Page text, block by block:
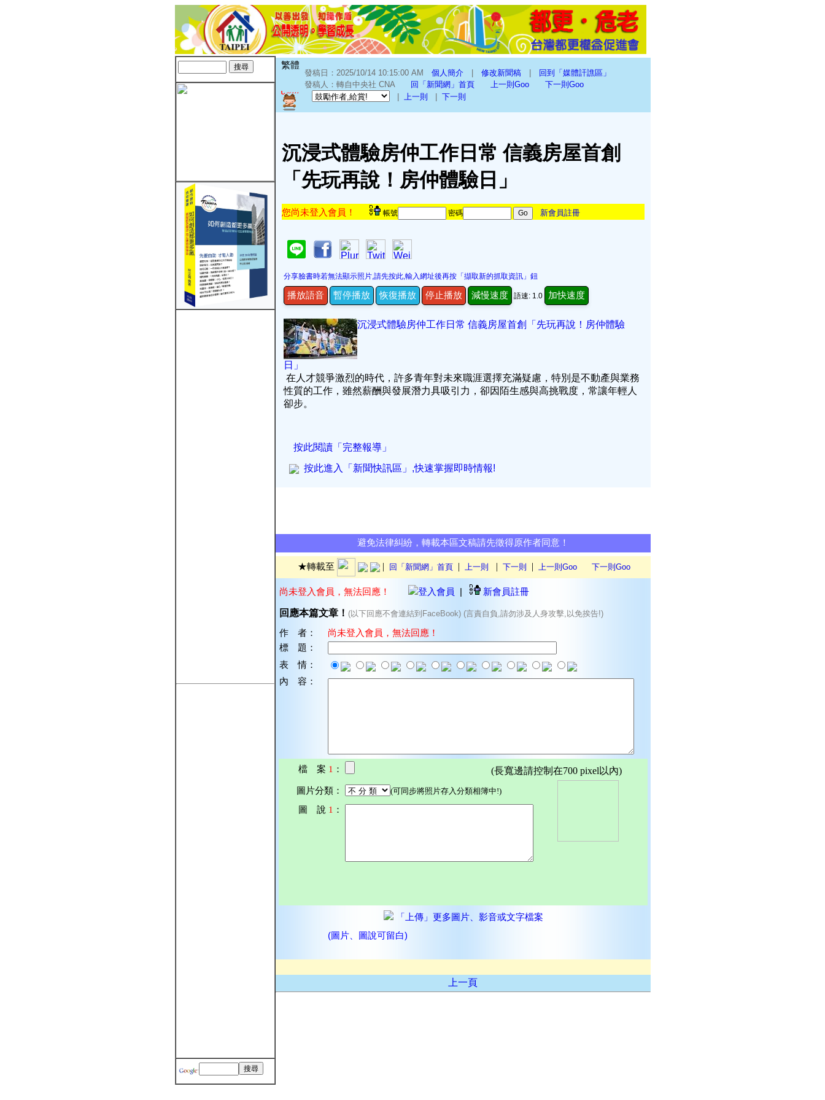
繁體
發稿日：2025/10/14 10:15:00 AM 個人簡介| 修改新聞稿|
回到「媒體訐譙區」
發稿人：轉自中央社 CNA
回「新聞網」首頁 上一則Goo
下一則Goo
上一則 下一則
沉浸式體驗房仲工作日常 信義房屋首創
「先玩再說！房仲體驗日」
您尚未登入會員！ 帳號 密碼 新會員註冊
分享臉書時若無法顯示照片,請先按此,輸入網址後再按「擷取新的抓取資訊」鈕
播放語音 暫停播放 恢復播放 停止播放 減慢速度 語速: 1.0 加快速度
沉浸式體驗房仲工作日常 信義房屋首創「先玩再說！房仲體驗
日」
在人才競爭激烈的時代，許多青年對未來職涯選擇充滿疑慮，特別是不動產與業務
性質的工作，雖然薪酬與發展潛力具吸引力，卻因陌生感與高挑戰度，常讓年輕人
卻步。
按此閱讀「完整報導」
按此進入「新聞快訊區」,快速掌握即時情報!
避免法律糾紛，轉載本區文稿請先徵得原作者同意！
★轉載至 | 回「新聞網」首頁 | 上一則 | 下一則 | 上一則Goo 下一則Goo
尚未登入會員，無法回應！ 登入會員 | 新會員註冊
回應本篇文章！ (以下回應不會連結到FaceBook) (言責自負,請勿涉及人身攻擊,以免挨告!)
作 者：
尚未登入會員，無法回應！
標 題：
表 情：
內 容：
檔 案 1 ： (長寬邊請控制在700 pixel以內)
圖片分類： (可同步將照片存入分類相簿中!)
圖 說 1 ：
「上傳」更多圖片、影音或文字檔案
(圖片、圖說可留白)
上一頁